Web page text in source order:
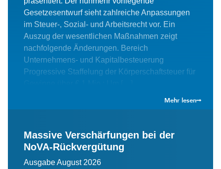
Gesetzesentwurf sieht zahlreiche Anpassungen
im Steuer-, Sozial- und Arbeitsrecht vor. Ein
Auszug der wesentlichen Maßnahmen zeigt
nachfolgende Änderungen. Bereich
Unternehmens- und Kapitalbesteuerung
Progressive Staffelung der Körperschaftsteuer für
Mehr lesen
Massive Verschärfungen bei der
NoVA-Rückvergütung
Ausgabe August 2026